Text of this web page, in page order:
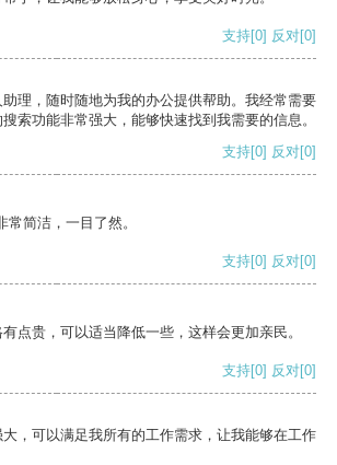
支持[0] 反对[0]
理，随时随地为我的办公提供帮助。我经常需要
索功能非常强大，能够快速找到我需要的信息。
支持[0] 反对[0]
简洁，一目了然。
支持[0] 反对[0]
点贵，可以适当降低一些，这样会更加亲民。
支持[0] 反对[0]
，可以满足我所有的工作需求，让我能够在工作